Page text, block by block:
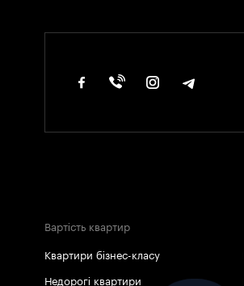
Вартість квартир
Квартири бізнес-класу
Недорогі квартири